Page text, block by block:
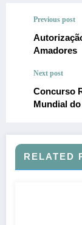
Previous post
Amadores
Next post
Concurso
Mundial
RELATED